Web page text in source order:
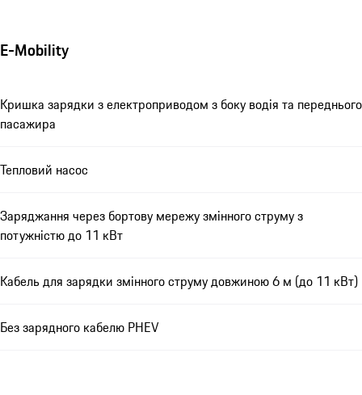
E-Mobility
Кришка зарядки з електроприводом з боку водія та переднього
пасажира
Тепловий насос
Заряджання через бортову мережу змінного струму з
потужністю до 11 кВт
Кабель для зарядки змінного струму довжиною 6 м (до 11 кВт)
Без зарядного кабелю PHEV